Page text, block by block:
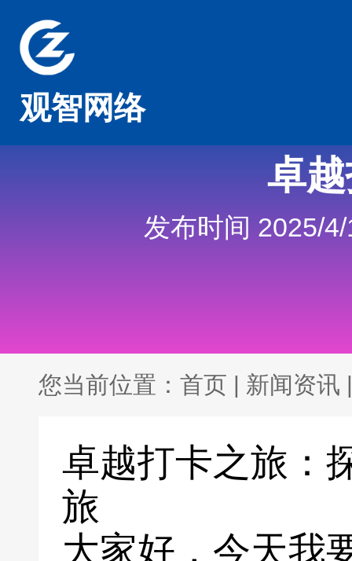
观智网络
卓
发布时间 2025/
您当前位置： 首页 | 新闻资讯 |
卓越打卡之旅：
旅
大家好，今天我